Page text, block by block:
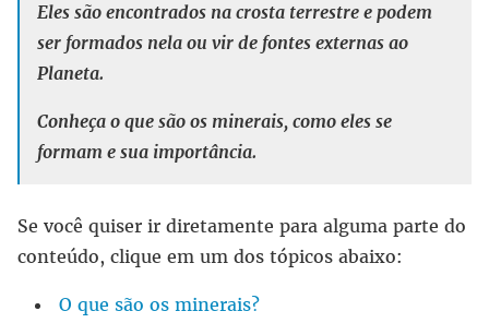
Eles são encontrados na crosta terrestre e podem
ser formados nela ou vir de fontes externas ao
Planeta.
Conheça o que são os minerais, como eles se
formam e sua importância.
Se você quiser ir diretamente para alguma parte do
conteúdo, clique em um dos tópicos abaixo:
O que são os minerais?